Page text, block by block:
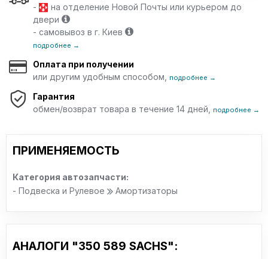
-
на отделение Новой Почты или курьером до
двери
- самовывоз в г. Киев
подробнее →
Оплата при получении
или другим удобным способом,
подробнее →
Гарантия
обмен/возврат товара в течение 14 дней,
подробнее →
ПРИМЕНЯЕМОСТЬ
Категория автозапчасти:
- Подвеска и Рулевое
Амортизаторы
АНАЛОГИ "350 589 SACHS":